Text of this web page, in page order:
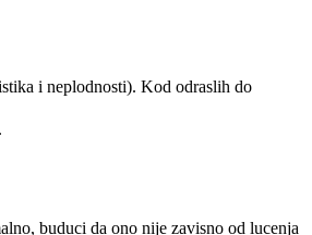
i neplodnosti). Kod odraslih do
buduci da ono nije zavisno od lucenja